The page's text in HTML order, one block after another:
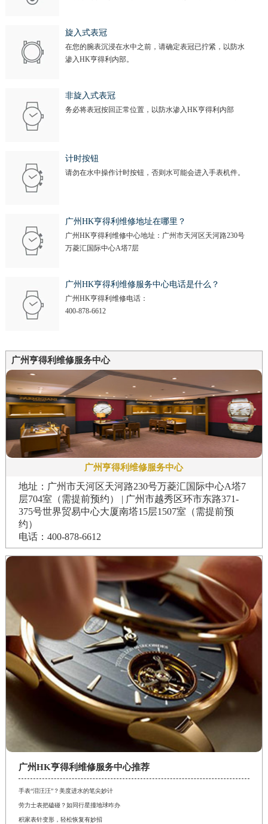
旋入式表冠
在您的腕表沉浸在水中之前，请确定表冠已拧紧，以防水
渗入HK亨得利内部。
非旋入式表冠
务必将表冠按回正常位置，以防水渗入HK亨得利内部
计时按钮
请勿在水中操作计时按钮，否则水可能会进入手表机件。
广州HK亨得利维修地址在哪里？
广州HK亨得利维修中心地址：广州市天河区天河路230号
万菱汇国际中心A塔7层
广州HK亨得利维修服务中心电话是什么？
广州HK亨得利维修电话：
400-878-6612
广州亨得利维修服务中心
广州亨得利维修服务中心
地址：广州市天河区天河路230号万菱汇国际中心A塔7
层704室（需提前预约） | 广州市越秀区环市东路371-
375号世界贸易中心大厦南塔15层1507室（需提前预
约）
电话：400-878-6612
广州HK亨得利维修服务中心推荐
手表“泪汪汪”？美度进水的笔尖妙计
劳力士表把磕碰？如同行星撞地球咋办
积家表针变形，轻松恢复有妙招